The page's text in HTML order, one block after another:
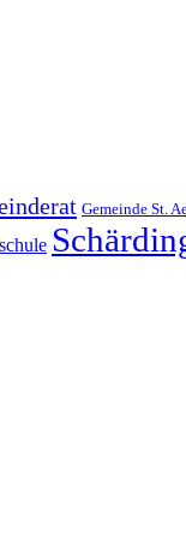
Gemeinde St.
schule